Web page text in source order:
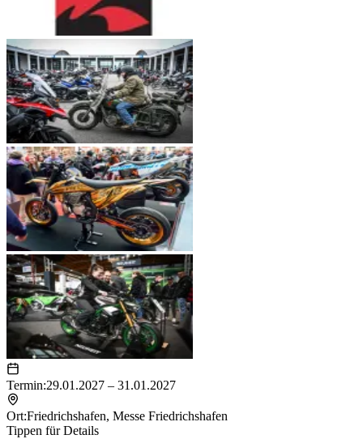
Termin:29.01.2027 – 31.01.2027
Ort:Friedrichshafen, Messe Friedrichshafen
Tippen für Details